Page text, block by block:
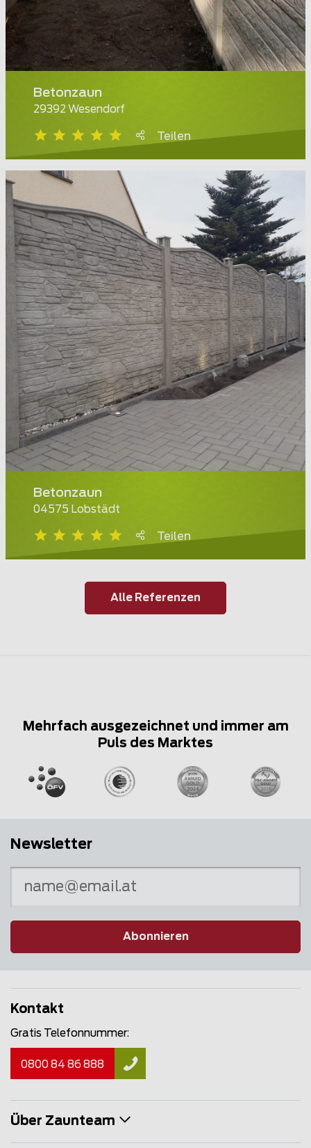
Betonzaun
29392 Wesendorf
Teilen
Betonzaun
04575 Lobstädt
Teilen
Alle Referenzen
Mehrfach ausgezeichnet und immer am
Puls des Marktes
Newsletter
Abonnieren
Kontakt
Gratis Telefonnummer:
0800 84 86 888
Über Zaunteam